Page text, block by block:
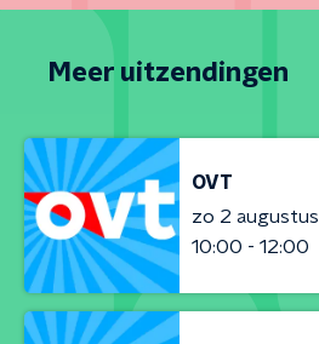
Meer uitzendingen
OVT
zo 2 augustus
10:00 - 12:00